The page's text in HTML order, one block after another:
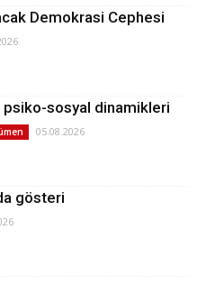
Demokrasi Cephesi
psiko-sosyal dinamikleri
05.08.2026
gösteri